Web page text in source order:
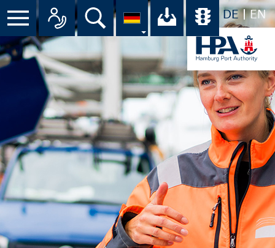
DE EN
Suche Ihr Download-